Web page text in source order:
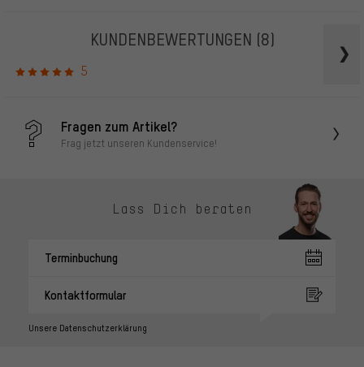
KUNDENBEWERTUNGEN (8)
5
Fragen zum Artikel?
Frag jetzt unseren Kundenservice!
Lass Dich beraten
Terminbuchung
Kontaktformular
Unsere Datenschutzerklärung